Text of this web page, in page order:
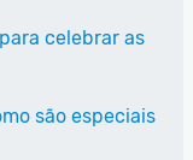
celebrar as
são especiais